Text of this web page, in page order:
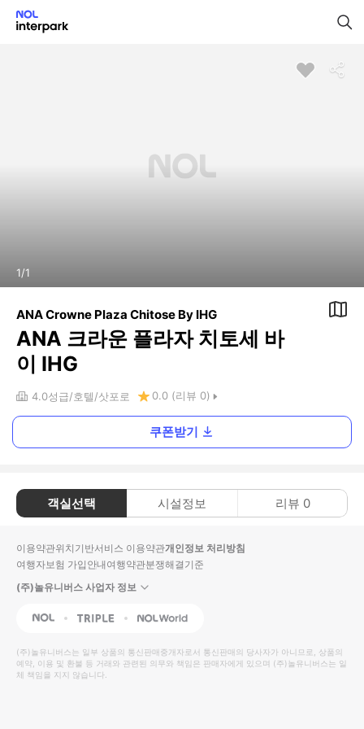
1/1
ANA Crowne Plaza Chitose By IHG
ANA 크라운 플라자 치토세 바
이 IHG
4.0성급 호텔 삿포로 0.0 (리뷰 0)
쿠폰받기
객실선택 시설정보 리뷰 0
이용약관위치기반서비스 이용약관개인정보 처리방침
여행자보험 가입안내여행약관분쟁해결기준
(주)놀유니버스 사업자 정보
NOL Triple Interpark Global
(주)놀유니버스는 일부 상품의 통신판매중개자로서 통신판매의 당사자가 아니므로, 상품의
예약, 이용 및 환불 등 거래와 관련된 의무와 책임은 판매자에게 있으며 (주)놀유니버스는 일
체 책임을 지지 않습니다.